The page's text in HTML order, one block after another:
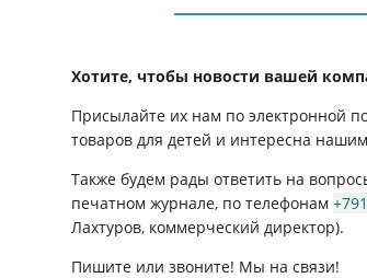
Хотите, чтобы новости вашей
Присылайте их нам по электронной
товаров для детей и интересна
Также будем рады ответить на
печатном журнале, по телефонам
Лахтуров, коммерческий директор).
Пишите или звоните! Мы на связи!